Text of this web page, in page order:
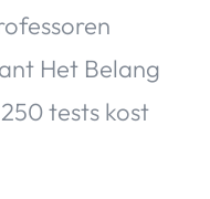
Het Belang
tests kost